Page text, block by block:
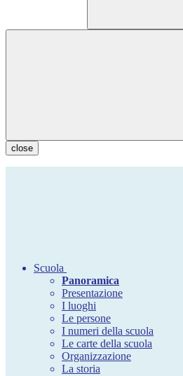
close
Scuola
Panoramica
Presentazione
I luoghi
Le persone
I numeri della scuola
Le carte della scuola
Organizzazione
La storia